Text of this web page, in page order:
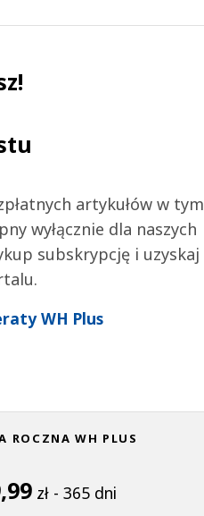
artykułów w tym
wyłącznie dla naszych
subskrypcję i uzyskaj
WH Plus
ROCZNA WH PLUS
zł - 365 dni